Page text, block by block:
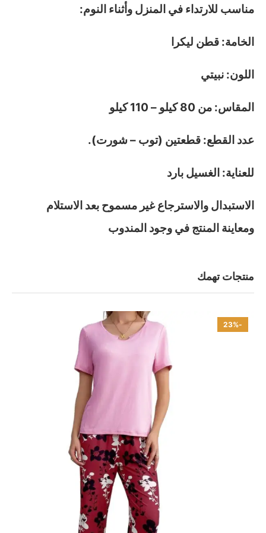
مناسب للارتداء في المنزل وأثناء النوم:
الخامة: قطن ليكرا
اللون: نبيتي
المقاس: من 80 كيلو – 110 كيلو
عدد القطع: قطعتين (توب – شورت).
للعناية: الغسيل بارد
الاستبدال والاسترجاع غير مسموح بعد الاستلام
ومعاينة المنتج في وجود المندوب
منتجات تهمك
-23%